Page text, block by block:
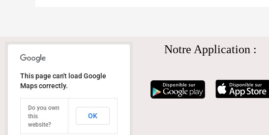
This page can't load Google
Maps correctly.
Do you own
this
website?
OK
Notre Application :